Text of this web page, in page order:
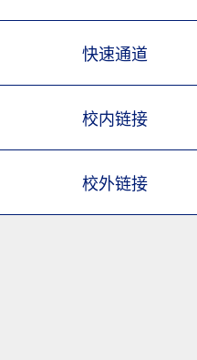
快速通道
校内链接
校外链接